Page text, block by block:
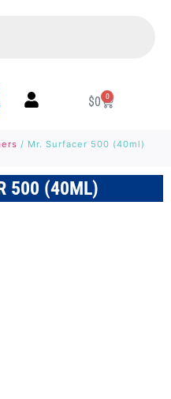
$0 0
/ Mr. Surfacer 500 (40ml)
500 (40ML)